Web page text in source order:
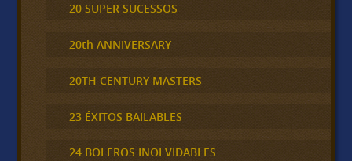
20 SUPER SUCESSOS
20th ANNIVERSARY
20TH CENTURY MASTERS
23 ÉXITOS BAILABLES
24 BOLEROS INOLVIDABLES